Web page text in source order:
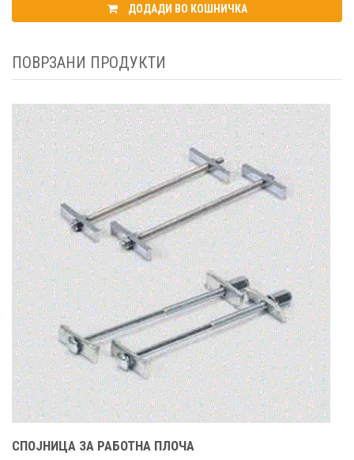
ДОДАДИ ВО КОШНИЧКА
ПОВРЗАНИ ПРОДУКТИ
СПОЈНИЦА ЗА РАБОТНА ПЛОЧА